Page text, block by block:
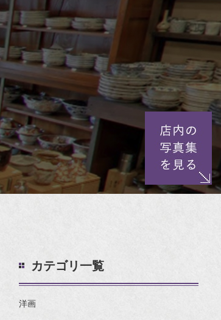
カテゴリ一覧
洋画